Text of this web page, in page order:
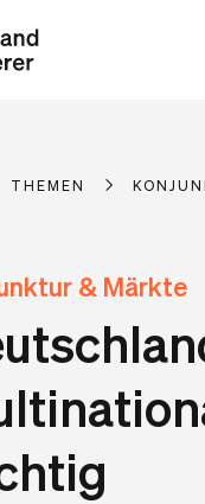
THEMEN
& Märkte